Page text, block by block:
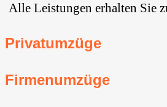
Alle Leistungen erhalten Sie
Privatumzüge
Firmenumzüge